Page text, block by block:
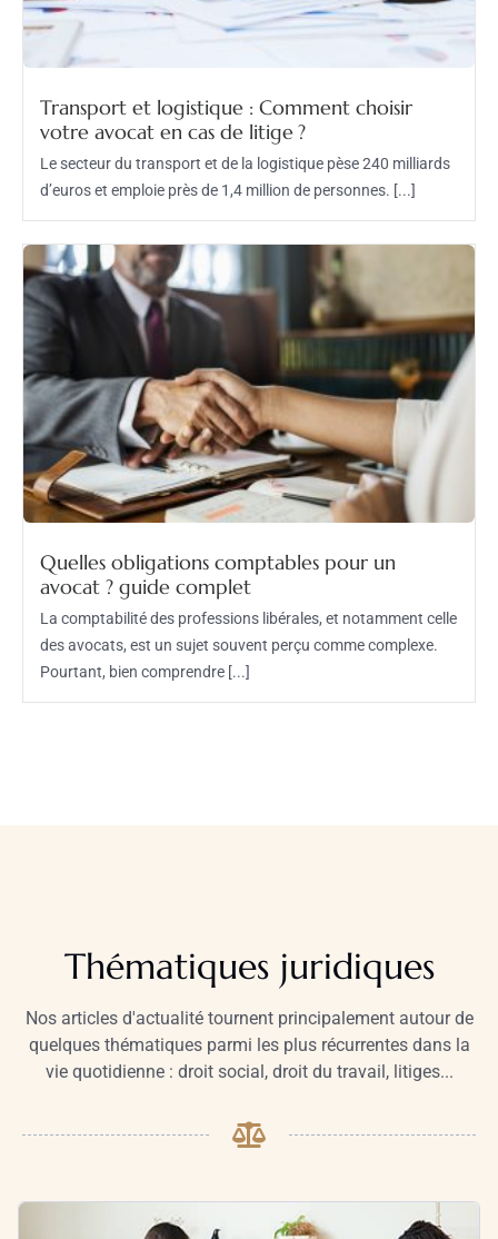
Transport et logistique : Comment choisir
votre avocat en cas de litige ?
Le secteur du transport et de la logistique pèse 240 milliards
d’euros et emploie près de 1,4 million de personnes. [...]
Quelles obligations comptables pour un
avocat ? guide complet
La comptabilité des professions libérales, et notamment celle
des avocats, est un sujet souvent perçu comme complexe.
Pourtant, bien comprendre [...]
Thématiques juridiques
Nos articles d'actualité tournent principalement autour de
quelques thématiques parmi les plus récurrentes dans la
vie quotidienne : droit social, droit du travail, litiges...